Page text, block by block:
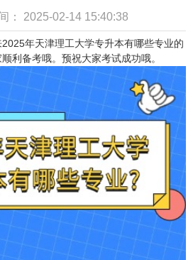
： 2025-02-14 15:40:38
年天津理工大学专升本有哪些专业的
利备考哦。预祝大家考试成功哦。